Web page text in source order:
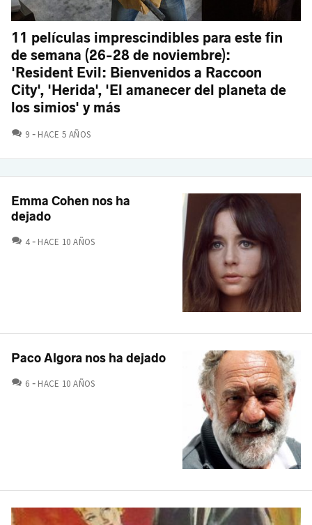
11 películas imprescindibles para este fin
de semana (26-28 de noviembre):
'Resident Evil: Bienvenidos a Raccoon
City', 'Herida', 'El amanecer del planeta de
los simios' y más
9 COMENTARIOS
HACE 5 AÑOS
Emma Cohen nos ha
dejado
4 COMENTARIOS
HACE 10 AÑOS
Paco Algora nos ha dejado
6 COMENTARIOS
HACE 10 AÑOS